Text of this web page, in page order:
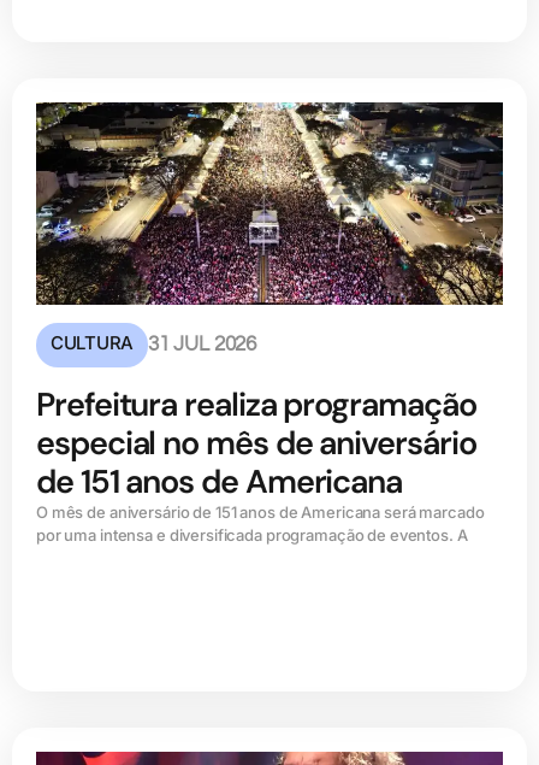
CULTURA 31 JUL 2026
Prefeitura realiza programação
especial no mês de aniversário
de 151 anos de Americana
O mês de aniversário de 151 anos de Americana será marcado
por uma intensa e diversificada programação de eventos. A